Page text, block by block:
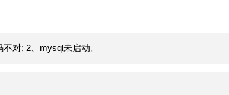
对; 2、mysql未启动。